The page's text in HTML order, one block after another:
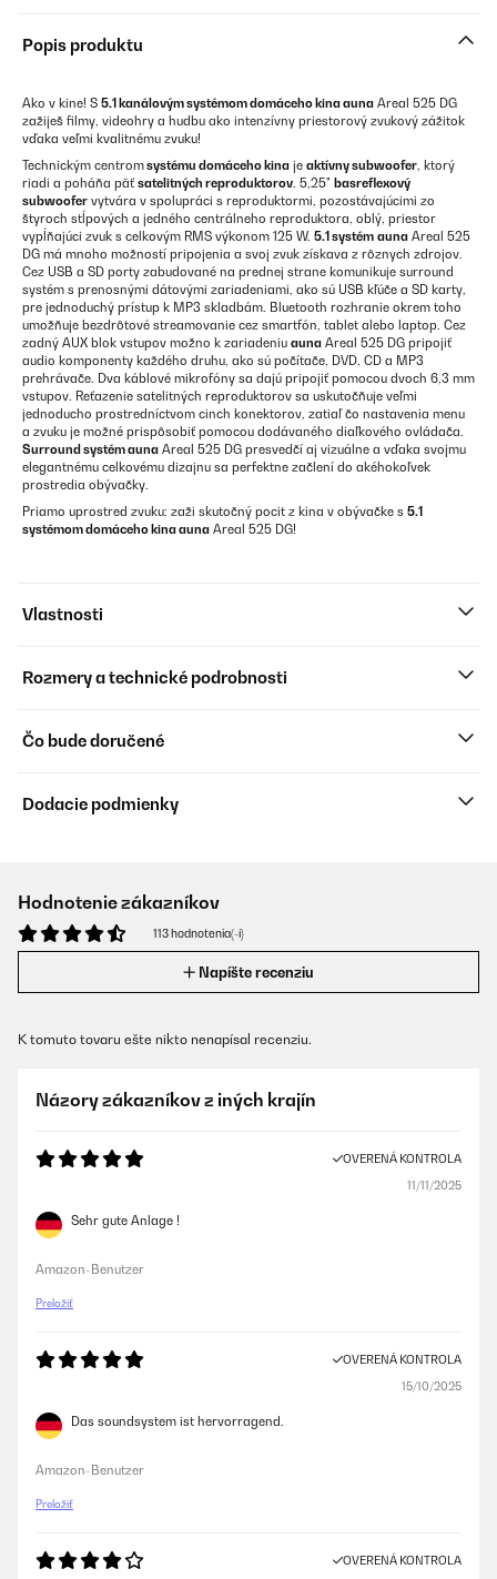
Popis produktu
Ako v kine! S 5.1 kanálovým systémom domáceho kina auna Areal 525 DG
zažiješ filmy, videohry a hudbu ako intenzívny priestorový zvukový zážitok
vďaka veľmi kvalitnému zvuku!
Technickým centromsystému domáceho kina je aktívny subwoofer, ktorý
riadi a poháňa päť satelitných reproduktorov. 5,25" basreflexový
subwoofer vytvára v spolupráci s reproduktormi, pozostávajúcimi zo
štyroch stĺpových a jedného centrálneho reproduktora, oblý, priestor
vypĺňajúci zvuk s celkovým RMS výkonom 125 W. 5.1 systém auna Areal 525
DG má mnoho možností pripojenia a svoj zvuk získava z rôznych zdrojov.
Cez USB a SD porty zabudované na prednej strane komunikuje surround
systém s prenosnými dátovými zariadeniami, ako sú USB kľúče a SD karty,
pre jednoduchý prístup k MP3 skladbám. Bluetooth rozhranie okrem toho
umožňuje bezdrôtové streamovanie cez smartfón, tablet alebo laptop. Cez
zadný AUX blok vstupov možno k zariadeniu auna Areal 525 DG pripojiť
audio komponenty každého druhu, ako sú počítače, DVD, CD a MP3
prehrávače. Dva káblové mikrofóny sa dajú pripojiť pomocou dvoch 6,3 mm
vstupov. Reťazenie satelitných reproduktorov sa uskutočňuje veľmi
jednoducho prostredníctvom cinch konektorov, zatiaľ čo nastavenia menu
a zvuku je možné prispôsobiť pomocou dodávaného diaľkového ovládača.
Surround systém auna Areal 525 DG presvedčí aj vizuálne a vďaka svojmu
elegantnému celkovému dizajnu sa perfektne začlení do akéhokoľvek
prostredia obývačky.
Priamo uprostred zvuku: zaži skutočný pocit z kina v obývačke s 5.1
systémom domáceho kina auna Areal 525 DG!
Vlastnosti
Rozmery a technické podrobnosti
Čo bude doručené
Dodacie podmienky
Hodnotenie zákazníkov
113 hodnotenia(-í)
Napíšte recenziu
K tomuto tovaru ešte nikto nenapísal recenziu.
Názory zákazníkov z iných krajín
OVERENÁ KONTROLA
11/11/2025
Sehr gute Anlage !
Amazon-Benutzer
Preložiť
OVERENÁ KONTROLA
15/10/2025
Das soundsystem ist hervorragend.
Amazon-Benutzer
Preložiť
OVERENÁ KONTROLA